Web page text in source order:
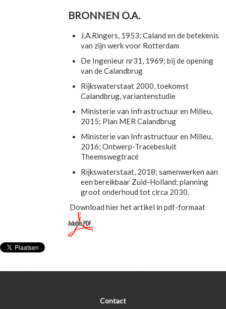
BRONNEN O.A.
J.A.Ringers, 1953; Caland en de betekenis
van zijn werk voor Rotterdam
De Ingenieur nr31, 1969; bij de opening
van de Calandbrug
Rijkswaterstaat 2000, toekomst
Calandbrug, variantenstudie
Ministerie van Infrastructuur en Milieu,
2015; Plan MER Calandbrug
Ministerie van Infrastructuur en Milieu,
2016; Ontwerp-Tracebesluit
Theemswegtracé
Rijkswaterstaat, 2018; samenwerken aan
een bereikbaar Zuid-Holland; planning
groot onderhoud tot circa 2030.
Download hier het artikel in pdf-formaat
Contact